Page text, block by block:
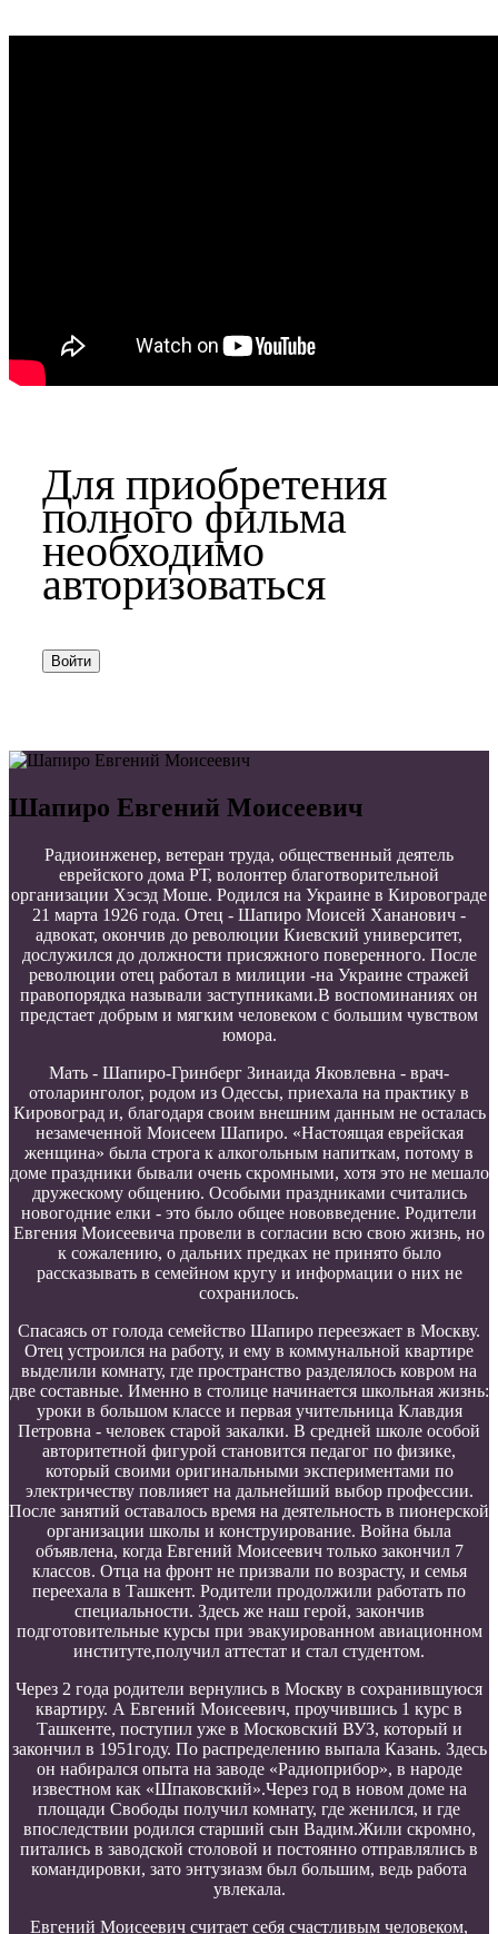
Для приобретения
полного фильма
необходимо
авторизоваться
Войти
Шапиро Евгений Моисеевич
Радиоинженер, ветеран труда, общественный деятель
еврейского дома РТ, волонтер благотворительной
организации Хэсэд Моше. Родился на Украине в Кировограде
21 марта 1926 года. Отец - Шапиро Моисей Хананович -
адвокат, окончив до революции Киевский университет,
дослужился до должности присяжного поверенного. После
революции отец работал в милиции -на Украине стражей
правопорядка называли заступниками.В воспоминаниях он
предстает добрым и мягким человеком с большим чувством
юмора.
Мать - Шапиро-Гринберг Зинаида Яковлевна - врач-
отоларинголог, родом из Одессы, приехала на практику в
Кировоград и, благодаря своим внешним данным не осталась
незамеченной Моисеем Шапиро. «Настоящая еврейская
женщина» была строга к алкогольным напиткам, потому в
доме праздники бывали очень скромными, хотя это не мешало
дружескому общению. Особыми праздниками считались
новогодние елки - это было общее нововведение. Родители
Евгения Моисеевича провели в согласии всю свою жизнь, но
к сожалению, о дальних предках не принято было
рассказывать в семейном кругу и информации о них не
сохранилось.
Спасаясь от голода семейство Шапиро переезжает в Москву.
Отец устроился на работу, и ему в коммунальной квартире
выделили комнату, где пространство разделялось ковром на
две составные. Именно в столице начинается школьная жизнь:
уроки в большом классе и первая учительница Клавдия
Петровна - человек старой закалки. В средней школе особой
авторитетной фигурой становится педагог по физике,
который своими оригинальными экспериментами по
электричеству повлияет на дальнейший выбор профессии.
После занятий оставалось время на деятельность в пионерской
организации школы и конструирование. Война была
объявлена, когда Евгений Моисеевич только закончил 7
классов. Отца на фронт не призвали по возрасту, и семья
переехала в Ташкент. Родители продолжили работать по
специальности. Здесь же наш герой, закончив
подготовительные курсы при эвакуированном авиационном
институте,получил аттестат и стал студентом.
Через 2 года родители вернулись в Москву в сохранившуюся
квартиру. А Евгений Моисеевич, проучившись 1 курс в
Ташкенте, поступил уже в Московский ВУЗ, который и
закончил в 1951году. По распределению выпала Казань. Здесь
он набирался опыта на заводе «Радиоприбор», в народе
известном как «Шпаковский».Через год в новом доме на
площади Свободы получил комнату, где женился, и где
впоследствии родился старший сын Вадим.Жили скромно,
питались в заводской столовой и постоянно отправлялись в
командировки, зато энтузиазм был большим, ведь работа
увлекала.
Евгений Моиcеевич считает себя счастливым человеком,